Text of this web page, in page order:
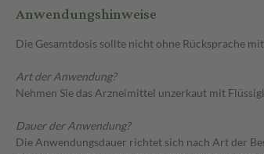
Anwendungshinweise
Die Gesamtdosis sollte nicht ohne Rücksprache
Art der Anwendung?
Nehmen Sie das Arzneimittel unzerkaut mit
Dauer der Anwendung?
Die Anwendungsdauer richtet sich nach Art der